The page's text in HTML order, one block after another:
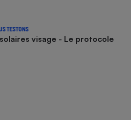
TESTONS
visage - Le protocole